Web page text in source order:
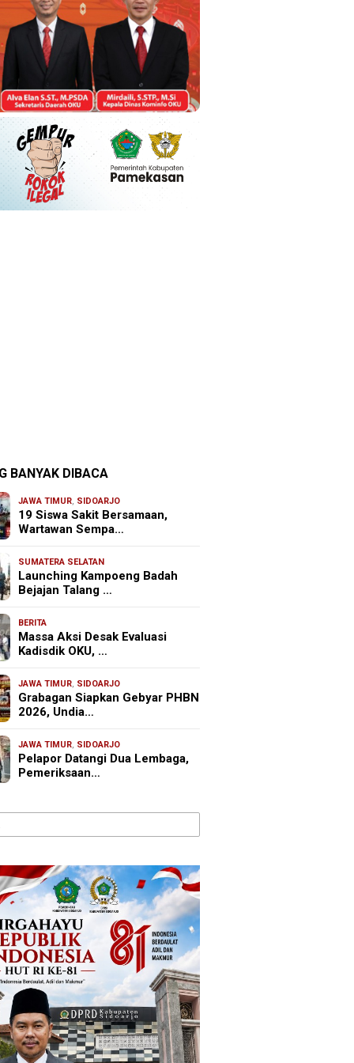
BANYAK DIBACA
JAWA TIMUR, SIDOARJO
19 Siswa Sakit Bersamaan,
Wartawan Sempa…
SUMATERA SELATAN
Launching Kampoeng Badah
Bejajan Talang …
BERITA
Massa Aksi Desak Evaluasi
Kadisdik OKU, …
JAWA TIMUR, SIDOARJO
Grabagan Siapkan Gebyar PHBN
2026, Undia…
JAWA TIMUR, SIDOARJO
Pelapor Datangi Dua Lembaga,
Pemeriksaan…